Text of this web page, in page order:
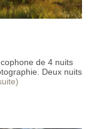
de 4 nuits
Deux nuits